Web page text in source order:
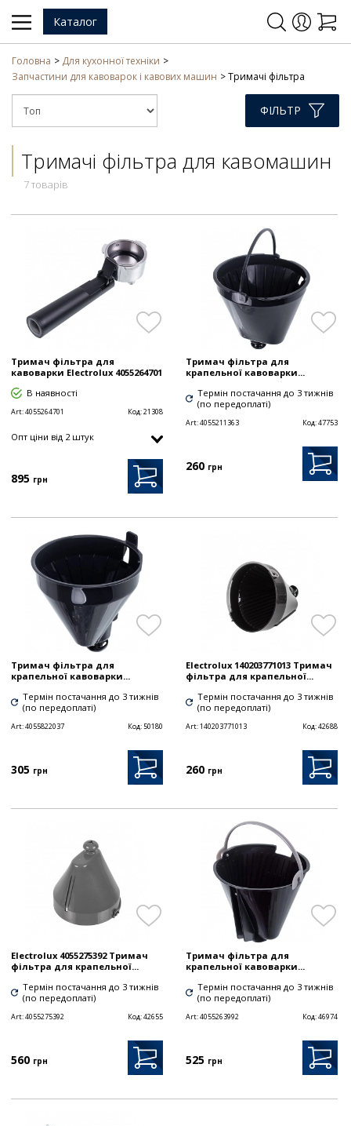
Каталог
Головна
Для кухонної техніки
Запчастини для кавоварок і кавових машин
Тримачі фільтра
ФІЛЬТР
Тримачі фільтра для кавомашин
7 товарів
Тримач фільтра для
кавоварки Electrolux 4055264701
В наявності
Art:4055264701 Код:21308
Опт цiни від 2 штук
895 грн
Тримач фільтра для
крапельної кавоварки...
Термін постачання до 3 тижнів
(по передоплаті)
Art:4055211363 Код:47753
260 грн
Тримач фільтра для
крапельної кавоварки...
Термін постачання до 3 тижнів
(по передоплаті)
Art:4055822037 Код: 50180
305 грн
Electrolux 140203771013 Тримач
фільтра для крапельної...
Термін постачання до 3 тижнів
(по передоплаті)
Art:140203771013 Код:42688
260 грн
Electrolux 4055275392 Тримач
фільтра для крапельної...
Термін постачання до 3 тижнів
(по передоплаті)
Art:4055275392 Код:42655
560 грн
Тримач фільтра для
крапельної кавоварки...
Термін постачання до 3 тижнів
(по передоплаті)
Art:4055263992 Код:46974
525 грн